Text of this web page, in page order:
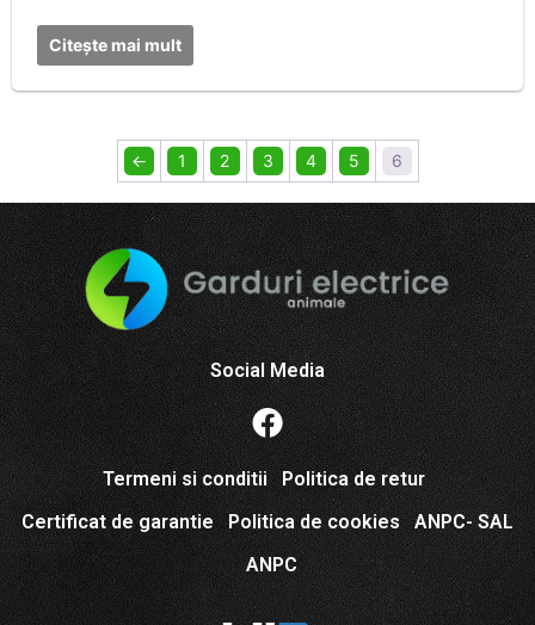
Citește mai mult
← 1 2 3 4 5 6
Social Media
Termeni si conditii
Politica de retur
Certificat de garantie
Politica de cookies
ANPC- SAL
ANPC